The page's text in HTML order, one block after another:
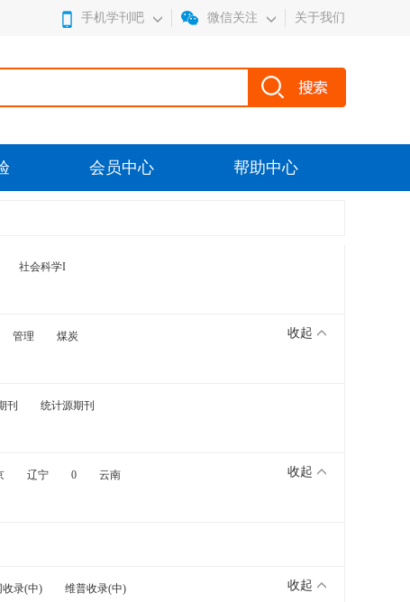
手机学刊吧 微信关注 关于我们
会员中心 帮助中心
社会科学I
管理
煤炭
收起
刊
统计源期刊
辽宁 0
云南
收起
收录(中)
维普收录(中)
收起